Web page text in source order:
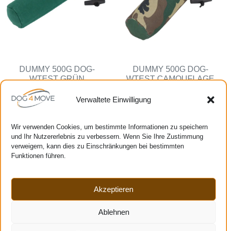
Verwaltete Einwilligung
Wir verwenden Cookies, um bestimmte Informationen zu speichern
und Ihr Nutzererlebnis zu verbessern. Wenn Sie Ihre Zustimmung
verweigern, kann dies zu Einschränkungen bei bestimmten
Funktionen führen.
Akzeptieren
Ablehnen
DUMMY 500G DOG-
WTEST GRÜN
CHF
DUMMY 500G DOG-
WTEST CAMOUFLAGE
Folgen Sie uns
Mein Konto